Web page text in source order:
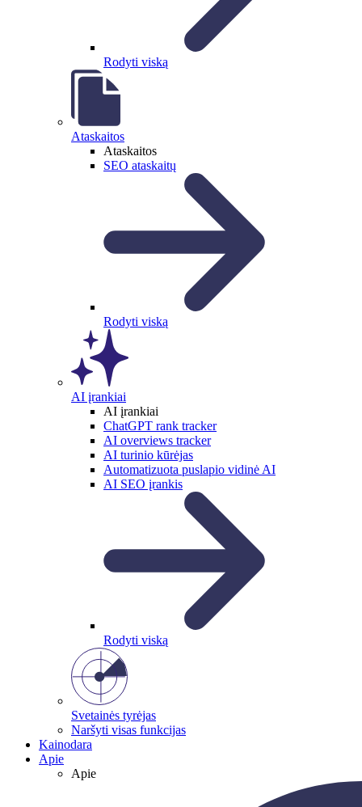
Rodyti viską
Ataskaitos
Ataskaitos
SEO ataskaitų
Rodyti viską
AI įrankiai
AI įrankiai
ChatGPT rank tracker
AI overviews tracker
AI turinio kūrėjas
Automatizuota puslapio vidinė AI
AI SEO įrankis
Rodyti viską
Svetainės tyrėjas
Naršyti visas funkcijas
Kainodara
Apie
Apie